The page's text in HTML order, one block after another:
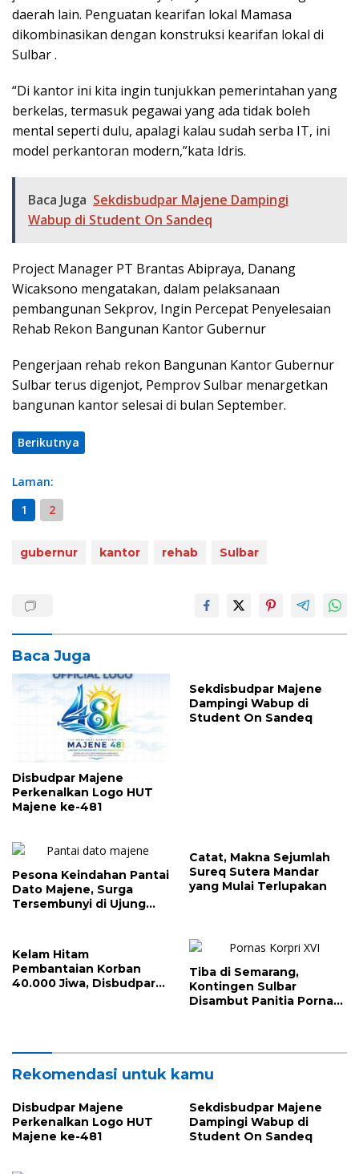
daerah lain. Penguatan kearifan lokal Mamasa
dikombinasikan dengan konstruksi kearifan lokal di
Sulbar .
“Di kantor ini kita ingin tunjukkan pemerintahan yang
berkelas, termasuk pegawai yang ada tidak boleh
mental seperti dulu, apalagi kalau sudah serba IT, ini
model perkantoran modern,”kata Idris.
Baca Juga Sekdisbudpar Majene Dampingi
Wabup di Student On Sandeq
Project Manager PT Brantas Abipraya, Danang
Wicaksono mengatakan, dalam pelaksanaan
pembangunan Sekprov, Ingin Percepat Penyelesaian
Rehab Rekon Bangunan Kantor Gubernur
Pengerjaan rehab rekon Bangunan Kantor Gubernur
Sulbar terus digenjot, Pemprov Sulbar menargetkan
bangunan kantor selesai di bulan September.
Berikutnya
Laman:
1
2
gubernur kantor rehab Sulbar
Baca Juga
Disbudpar Majene
Perkenalkan Logo HUT
Majene ke-481
Sekdisbudpar Majene
Dampingi Wabup di
Student On Sandeq
Pesona Keindahan Pantai
Dato Majene, Surga
Tersembunyi di Ujung
Catat, Makna Sejumlah
Sureq Sutera Mandar
yang Mulai Terlupakan
Kelam Hitam
Pembantaian Korban
40.000 Jiwa, Disbudpar
Tiba di Semarang,
Kontingen Sulbar
Disambut Panitia Pornas
Rekomendasi untuk kamu
Disbudpar Majene
Perkenalkan Logo HUT
Majene ke-481
Sekdisbudpar Majene
Dampingi Wabup di
Student On Sandeq